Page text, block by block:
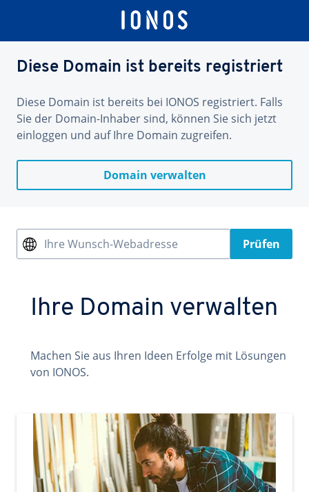
Diese Domain ist bereits registriert
Diese Domain ist bereits bei IONOS registriert. Falls
Sie der Domain-Inhaber sind, können Sie sich jetzt
einloggen und auf Ihre Domain zugreifen.
Domain verwalten
Ihre Wunsch-Webadresse Prüfen
Ihre Domain verwalten
Machen Sie aus Ihren Ideen Erfolge mit Lösungen
von IONOS.